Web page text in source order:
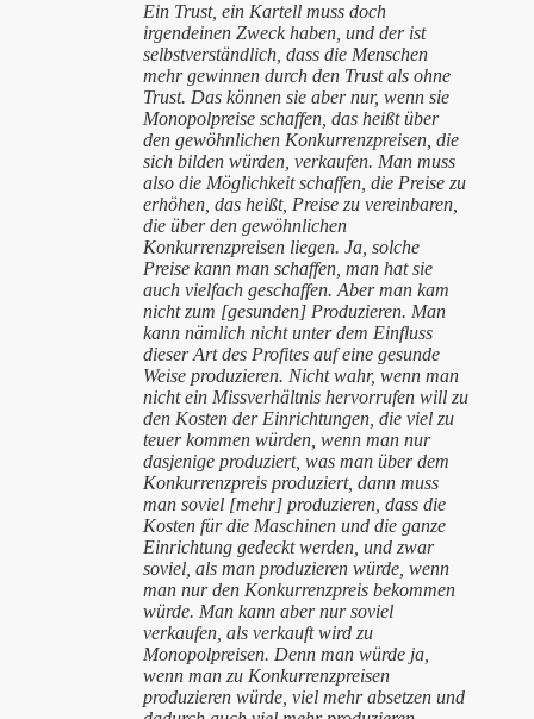
Ein Trust, ein Kartell muss doch
irgendeinen Zweck haben, und der ist
selbstverständlich, dass die Menschen
mehr gewinnen durch den Trust als ohne
Trust. Das können sie aber nur, wenn sie
Monopolpreise schaffen, das heißt über
den gewöhnlichen Konkurrenzpreisen, die
sich bilden würden, verkaufen. Man muss
also die Möglichkeit schaffen, die Preise zu
erhöhen, das heißt, Preise zu vereinbaren,
die über den gewöhnlichen
Konkurrenzpreisen liegen. Ja, solche
Preise kann man schaffen, man hat sie
auch vielfach geschaffen. Aber man kam
nicht zum [gesunden] Produzieren. Man
kann nämlich nicht unter dem Einfluss
dieser Art des Profites auf eine gesunde
Weise produzieren. Nicht wahr, wenn man
nicht ein Missverhältnis hervorrufen will zu
den Kosten der Einrichtungen, die viel zu
teuer kommen würden, wenn man nur
dasjenige produziert, was man über dem
Konkurrenzpreis produziert, dann muss
man soviel [mehr] produzieren, dass die
Kosten für die Maschinen und die ganze
Einrichtung gedeckt werden, und zwar
soviel, als man produzieren würde, wenn
man nur den Konkurrenzpreis bekommen
würde. Man kann aber nur soviel
verkaufen, als verkauft wird zu
Monopolpreisen. Denn man würde ja,
wenn man zu Konkurrenzpreisen
produzieren würde, viel mehr absetzen und